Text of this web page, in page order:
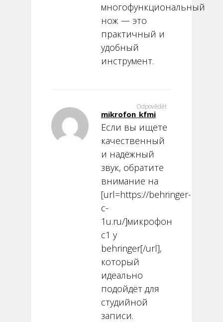
многофункциональный
нож — это
практичный и
удобный
инструмент.
mikrofon_kfmi
Если вы ищете
качественный
и надёжный
звук, обратите
внимание на
[url=https://behringer-
c-
1u.ru/]микрофон
c1 у
behringer[/url],
который
идеально
подойдёт для
студийной
записи.
Odpovědět